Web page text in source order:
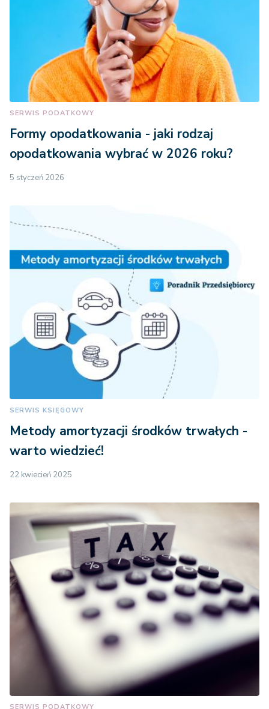
SERWIS PODATKOWY
Formy opodatkowania - jaki rodzaj
opodatkowania wybrać w 2026 roku?
5 styczeń 2026
SERWIS KSIĘGOWY
Metody amortyzacji środków trwałych -
warto wiedzieć!
22 kwiecień 2025
SERWIS PODATKOWY